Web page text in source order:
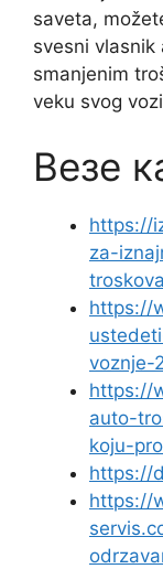
saveta,
svesni vlasnik
smanjenim
veku svog
Везе
https://
za-
https://
voznje-
https://
auto-
koju-
https://
https://